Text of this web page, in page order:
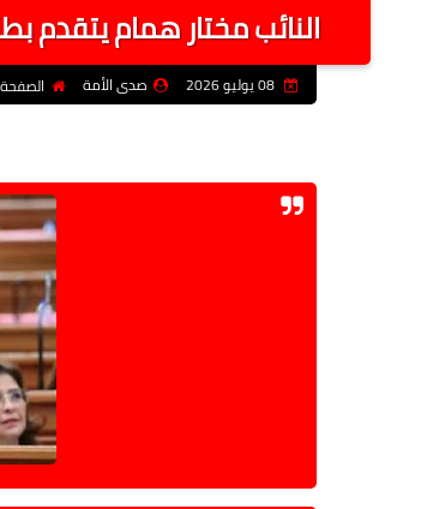
النائب مختار همام
08 يوليو 2026 صدى الأمة